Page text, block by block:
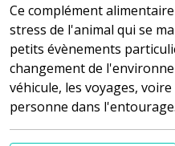
Ce complément
stress de l'animal qui se
petits évènements
changement de
véhicule, les voyages,
personne dans l'entourage.